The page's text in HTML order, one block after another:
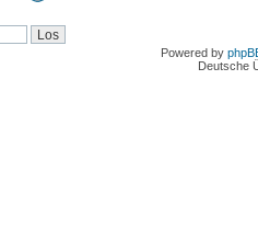
Powered by
Deutsche